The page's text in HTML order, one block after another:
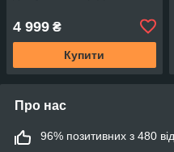
4 999 ₴
Купити
Про нас
96% позитивних з 480